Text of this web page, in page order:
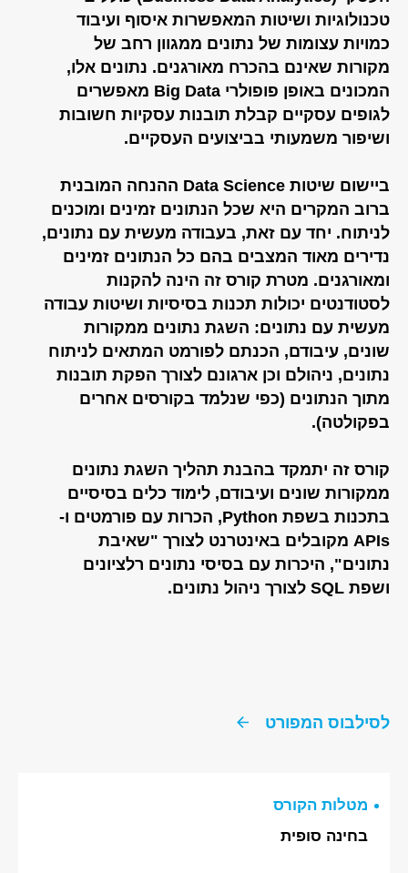
טכנולוגיות ושיטות המאפשרות איסוף ועיבוד
כמויות עצומות של נתונים ממגוון רחב של
מקורות שאינם בהכרח מאורגנים. נתונים אלו,
המכונים באופן פופולרי Big Data מאפשרים
לגופים עסקיים קבלת תובנות עסקיות חשובות
ושיפור משמעותי בביצועים העסקיים.
ביישום שיטות Data Science ההנחה המובנית
ברוב המקרים היא שכל הנתונים זמינים ומוכנים
לניתוח. יחד עם זאת, בעבודה מעשית עם נתונים,
נדירים מאוד המצבים בהם כל הנתונים זמינים
ומאורגנים. מטרת קורס זה הינה להקנות
לסטודנטים יכולות תכנות בסיסיות ושיטות עבודה
מעשית עם נתונים: השגת נתונים ממקורות
שונים, עיבודם, הכנתם לפורמט המתאים לניתוח
נתונים, ניהולם וכן ארגונם לצורך הפקת תובנות
מתוך הנתונים (כפי שנלמד בקורסים אחרים
בפקולטה).
קורס זה יתמקד בהבנת תהליך השגת נתונים
ממקורות שונים ועיבודם, לימוד כלים בסיסיים
בתכנות בשפת Python, הכרות עם פורמטים ו-
APIs מקובלים באינטרנט לצורך "שאיבת
נתונים", היכרות עם בסיסי נתונים רלציונים
ושפת SQL לצורך ניהול נתונים.
לסילבוס המפורט
מטלות הקורס
בחינה סופית